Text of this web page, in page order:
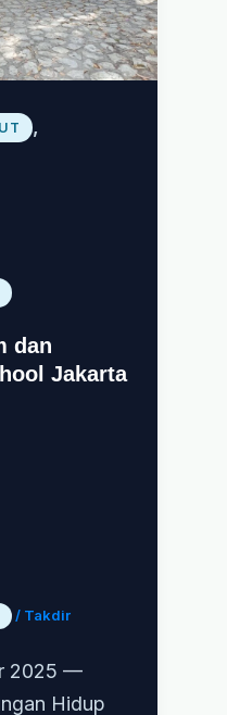
,
dan
Jakarta
/ Takdir
2025 —
Hidup